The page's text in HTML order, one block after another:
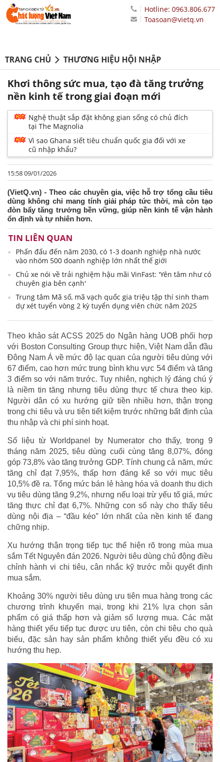
Hotline: 0963.806.677
Toasoan@vietq.vn
TRANG CHỦ THƯƠNG HIỆU HỘI NHẬP
Khơi thông sức mua, tạo đà tăng trưởng
nền kinh tế trong giai đoạn mới
Nghệ thuật sắp đặt không gian sống có chủ đích
tại The Magnolia
Vì sao Ghana siết tiêu chuẩn quốc gia đối với xe
cũ nhập khẩu?
15:58 09/01/2026
(VietQ.vn) - Theo các chuyên gia, việc hỗ trợ tổng cầu tiêu
dùng không chỉ mang tính giải pháp tức thời, mà còn tạo
đòn bẩy tăng trưởng bền vững, giúp nền kinh tế vận hành
ổn định và tự nhiên hơn.
TIN LIÊN QUAN
Phấn đấu đến năm 2030, có 1-3 doanh nghiệp nhà nước
vào nhóm 500 doanh nghiệp lớn nhất thế giới
Chủ xe nói về trải nghiệm hậu mãi VinFast: 'Yên tâm như có
chuyên gia bên cạnh'
Trung tâm Mã số, mã vạch quốc gia triệu tập thí sinh tham
dự xét tuyển vòng 2 kỳ tuyển dụng viên chức năm 2025
Theo khảo sát ACSS 2025 do Ngân hàng UOB phối hợp
với Boston Consulting Group thực hiện, Việt Nam dẫn đầu
Đông Nam Á về mức độ lạc quan của người tiêu dùng với
67 điểm, cao hơn mức trung bình khu vực 54 điểm và tăng
3 điểm so với năm trước. Tuy nhiên, nghịch lý đáng chú ý
là niềm tin tăng nhưng tiêu dùng thực tế chưa theo kịp.
Người dân có xu hướng giữ tiền nhiều hơn, thận trọng
trong chi tiêu và ưu tiên tiết kiệm trước những bất định của
thu nhập và chi phí sinh hoạt.
Số liệu từ Worldpanel by Numerator cho thấy, trong 9
tháng năm 2025, tiêu dùng cuối cùng tăng 8,07%, đóng
góp 73,8% vào tăng trưởng GDP. Tính chung cả năm, mức
tăng chỉ đạt 7,95%, thấp hơn đáng kể so với mục tiêu
10,5% đề ra. Tổng mức bán lẻ hàng hóa và doanh thu dịch
vụ tiêu dùng tăng 9,2%, nhưng nếu loại trừ yếu tố giá, mức
tăng thực chỉ đạt 6,7%. Những con số này cho thấy tiêu
dùng nội địa – “đầu kéo” lớn nhất của nền kinh tế đang
chững nhịp.
Xu hướng thận trọng tiếp tục thể hiện rõ trong mùa mua
sắm Tết Nguyên đán 2026. Người tiêu dùng chủ động điều
chỉnh hành vi chi tiêu, cân nhắc kỹ trước mỗi quyết định
mua sắm.
Khoảng 30% người tiêu dùng ưu tiên mua hàng trong các
chương trình khuyến mại, trong khi 21% lựa chọn sản
phẩm có giá thấp hơn và giảm số lượng mua. Các mặt
hàng thiết yếu tiếp tục được ưu tiên, còn chi tiêu cho quà
biếu, đặc sản hay sản phẩm không thiết yếu đều có xu
hướng thu hẹp.